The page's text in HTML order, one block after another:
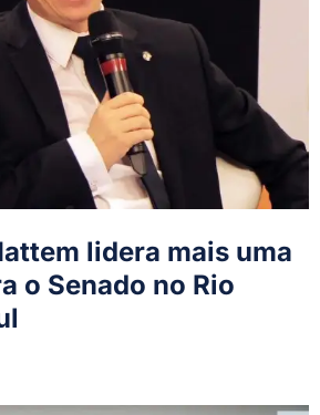
lidera mais uma
o Senado no Rio